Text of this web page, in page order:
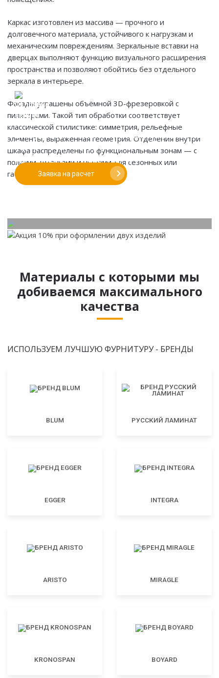
Каркас изготовлен из массива — прочного и
долговечного материала, устойчивого к нагрузкам и
механическим повреждениям. Зеркальные вставки на
дверцах выполняют функцию визуального расширения
пространства и позволяют обойтись без отдельного
зеркала в интерьере.
Фасады украшены объёмной 3D-фрезеровкой с
пилястрами. Такой тип обработки соответствует
классической стилистике: симметрия, рельефные
элементы, выраженная геометрия. Отделения внутри
шкафа распределены по функциональным зонам — с
полками, штангами и нишами для сезонных или
габаритных вещей.
Если у вас есть эскиз то вы можете отправить его
нам для предварительной оценки
Заявка на расчет
При заказе от двух изделий
действует скидка до 10%
Работаем только по индивидуальным проектам.
Адаптируем лучшие идеи дизайнеров под Ваши
Материалы с которыми мы
добиваемся максимального
качества
ИСПОЛЬЗУЕМ ЛУЧШУЮ ФУРНИТУРУ - БРЕНДЫ
BLUM РУССКИЙ ЛАМИНАТ
EGGER INTEGRA
ARISTO MIRAGLE
KRONOSPAN BOYARD